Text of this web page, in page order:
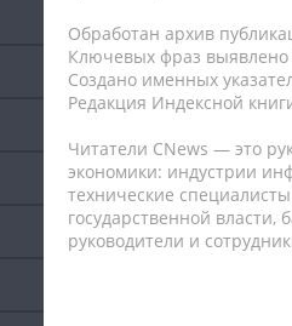
Обработан архив
Ключевых фраз выявлено
Создано именных
Редакция Индексной
Читатели CNews — это
экономики: индустрии
технические
государственной
руководители и